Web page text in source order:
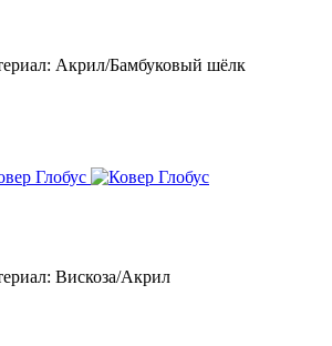
Акрил/Бамбуковый шёлк
Вискоза/Акрил